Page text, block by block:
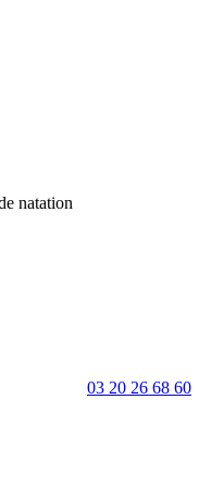
natation
03 20 26 68 60